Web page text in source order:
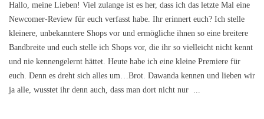
Hallo, meine Lieben! Viel zulange ist es her, dass ich das letzte Mal eine
Newcomer-Review für euch verfasst habe. Ihr erinnert euch? Ich stelle
kleinere, unbekanntere Shops vor und ermögliche ihnen so eine breitere
Bandbreite und euch stelle ich Shops vor, die ihr so vielleicht nicht kennt
und nie kennengelernt hättet. Heute habe ich eine kleine Premiere für
euch. Denn es dreht sich alles um…Brot. Dawanda kennen und lieben wir
ja alle, wusstet ihr denn auch, dass man dort nicht nur ...